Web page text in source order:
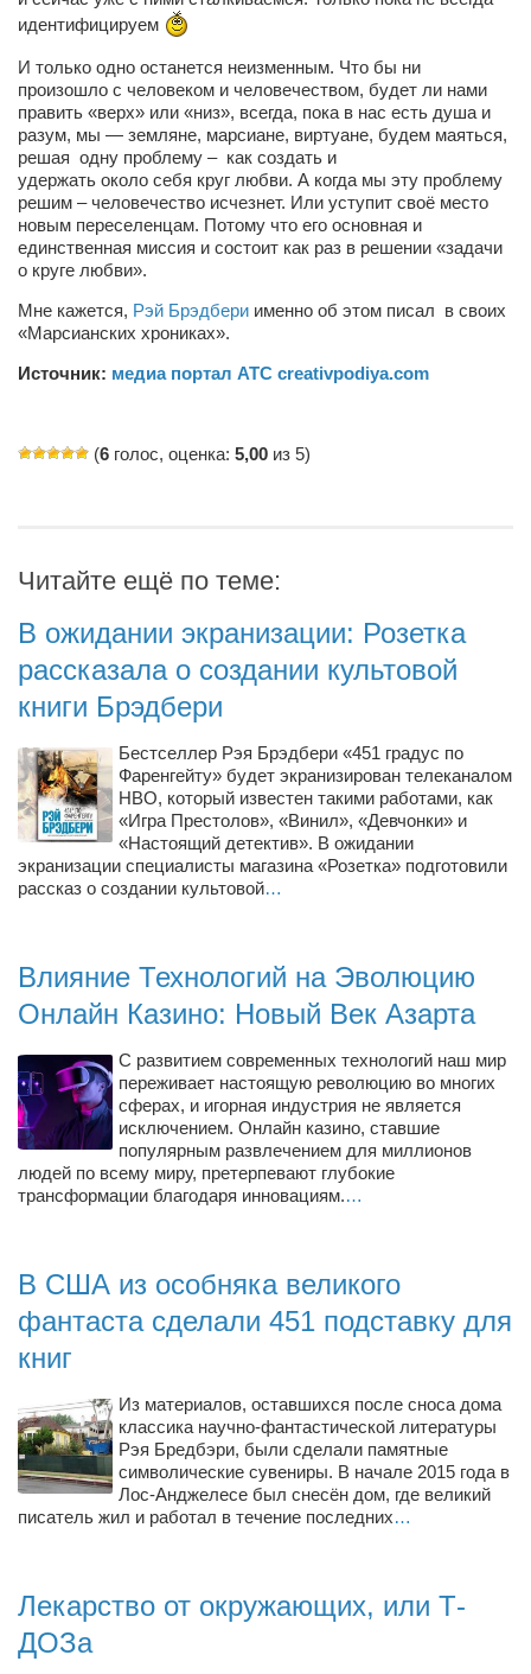
идентифицируем
И только одно останется неизменным. Что бы ни
произошло с человеком и человечеством, будет ли нами
править «верх» или «низ», всегда, пока в нас есть душа и
разум, мы — земляне, марсиане, виртуане, будем маяться,
решая одну проблему – как создать и
удержать около себя круг любви. А когда мы эту проблему
решим – человечество исчезнет. Или уступит своё место
новым переселенцам. Потому что его основная и
единственная миссия и состоит как раз в решении «задачи
о круге любви».
Мне кажется, Рэй Брэдбери именно об этом писал в своих
«Марсианских хрониках».
Источник: медиа портал АТС creativpodiya.com
(6 голос, оценка: 5,00 из 5)
Читайте ещё по теме:
В ожидании экранизации: Розетка
рассказала о создании культовой
книги Брэдбери
Бестселлер Рэя Брэдбери «451 градус по
Фаренгейту» будет экранизирован телеканалом
HBO, который известен такими работами, как
«Игра Престолов», «Винил», «Девчонки» и
«Настоящий детектив». В ожидании
экранизации специалисты магазина «Розетка» подготовили
рассказ о создании культовой…
Влияние Технологий на Эволюцию
Онлайн Казино: Новый Век Азарта
С развитием современных технологий наш мир
переживает настоящую революцию во многих
сферах, и игорная индустрия не является
исключением. Онлайн казино, ставшие
популярным развлечением для миллионов
людей по всему миру, претерпевают глубокие
трансформации благодаря инновациям.…
В США из особняка великого
фантаста сделали 451 подставку для
книг
Из материалов, оставшихся после сноса дома
классика научно-фантастической литературы
Рэя Бредбэри, были сделали памятные
символические сувениры. В начале 2015 года в
Лос-Анджелесе был снесён дом, где великий
писатель жил и работал в течение последних…
Лекарство от окружающих, или Т-
ДОЗа